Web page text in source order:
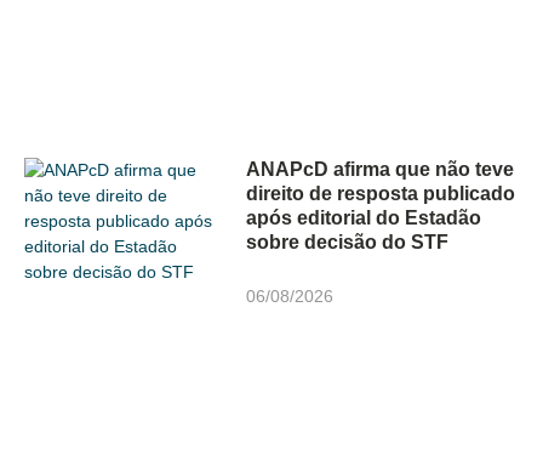
ANAPcD afirma que não teve
direito de resposta publicado
após editorial do Estadão
sobre decisão do STF
06/08/2026